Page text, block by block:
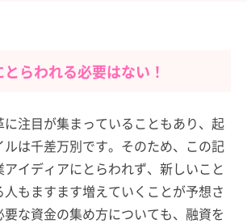
らわれる必要はない！
注目が集まっていることもあり、起
は千差万別です。そのため、この記
イディアにとらわれず、新しいこと
もますます増えていくことが予想さ
な資金の集め方についても、融資を